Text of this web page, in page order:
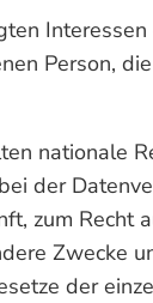
Person,
nationale
der
zum Recht
Zwecke
der